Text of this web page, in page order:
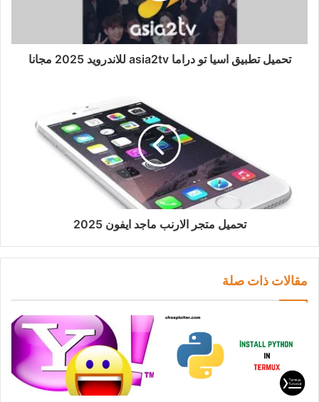
تحميل تطبيق اسيا تو دراما asia2tv للاندرويد 2025 مجانا
تحميل متجر الارنب ماجد ايفون 2025
مقالات ذات صلة